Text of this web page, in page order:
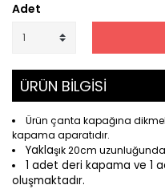
Adet
ÜRÜN BİLGİSİ
Ürün çanta kapağına
kapama aparatıdır.
Yaklaşık 20cm
1 adet deri kapama ve 1
oluşmaktadır.